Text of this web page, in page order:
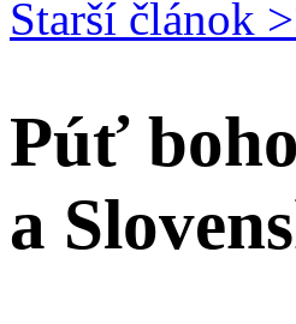
Starší článok
Púť
a